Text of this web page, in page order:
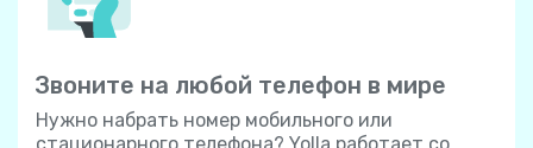
Звоните на любой телефон в мире
Нужно набрать номер мобильного или
стационарного телефона? Yolla работает со